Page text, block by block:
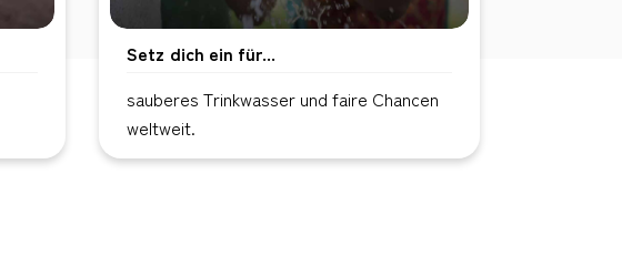
Setz dich ein für...
sauberes Trinkwasser und faire Chancen
weltweit.